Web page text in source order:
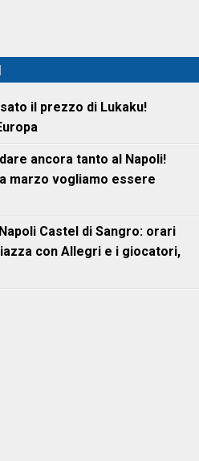
il prezzo di Lukaku!
ancora tanto al Napoli!
marzo vogliamo essere
Castel di Sangro: orari
con Allegri e i giocatori,